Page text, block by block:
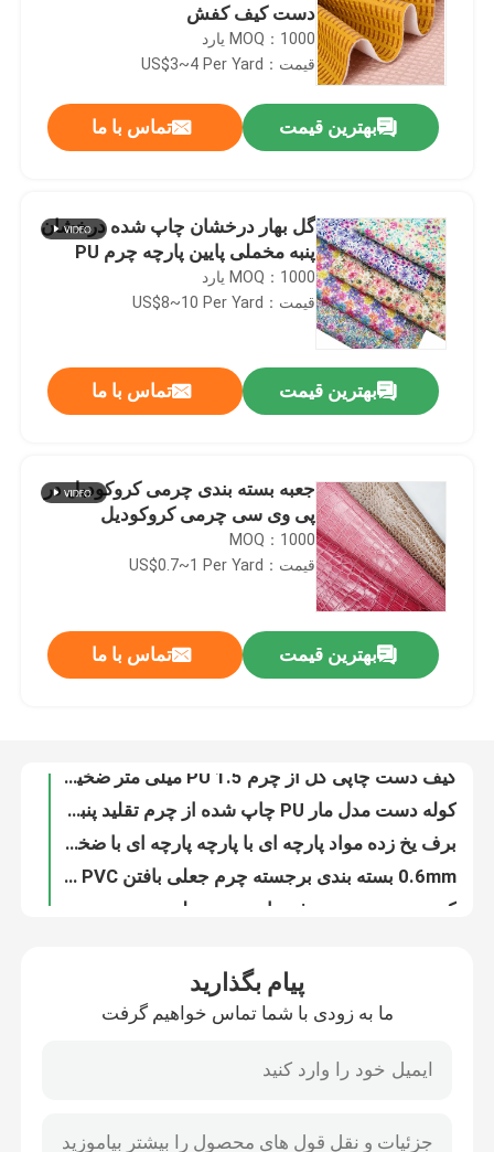
خانه
محصولات
دربارهی ما
کنترل کیفیت
تماس با ما
پوست ساختگی PVC
چرم مصنوعی PU
مواد چرم مایکروفیبر
دست کیف کفش
MOQ：1000 یارد
قیمت：US$3~4 Per Yard
بهترین قیمت تماس با ما
گل بهار درخشان چاپ شده درخشان
پنبه مخملی پایین پارچه چرم PU
MOQ：1000 یارد
قیمت：US$8~10 Per Yard
بهترین قیمت تماس با ما
جعبه بسته بندی چرمی کروکودیل در
پی وی سی چرمی کروکودیل
MOQ：1000
قیمت：US$0.7~1 Per Yard
بهترین قیمت تماس با ما
برف یخ زده مواد پارچه ای با پارچه پارچه ای با ضخامت 0.6 میلی متر برای جعبه بسته بندی
0.6mm بسته بندی برجسته چرم جعلی بافتن PVC چرم غلتک بزرگ
کیسه بسته بندی پروژه های چرم جعلی پی وی سی بافندگی مس باستانی
روغن موم PVC بسته بندی چرم غیر بافته 0.5mm چرم برای کیف پول
پیام بگذارید
ما به زودی با شما تماس خواهیم گرفت